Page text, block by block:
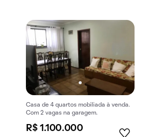
Casa de 4 quartos mobiliada à venda.
Com 2 vagas na garagem.
R$ 1.100.000